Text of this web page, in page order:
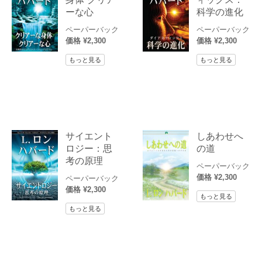
ーな心
ペーパーバック
価格 ¥2,300
もっと見る
科学の進化
ペーパーバック
価格 ¥2,300
もっと見る
サイエント
ロジー：思
考の原理
ペーパーバック
価格 ¥2,300
もっと見る
しあわせへ
の道
ペーパーバック
価格 ¥2,300
もっと見る